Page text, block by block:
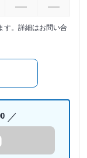
す。詳細はお問い合